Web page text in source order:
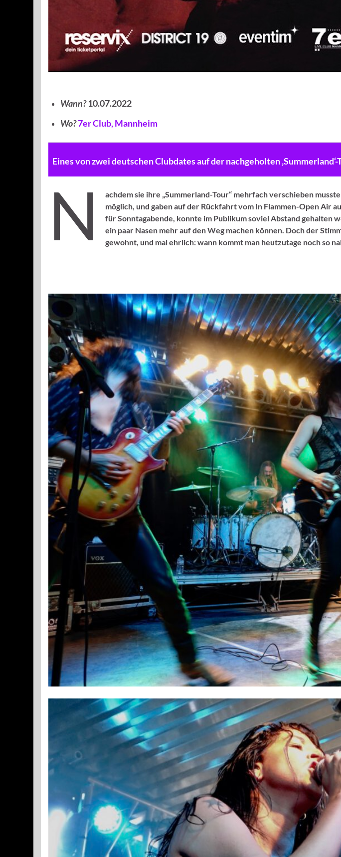
Wann?10.07.2022
Wo?7er Club, Mannheim
Eines von zwei deutschen Clubdates auf der nachgeholten
N achdem sie ihre „Summerland-Tour“ mehrfach verschieben
möglich, und gaben auf der Rückfahrt vom In Flammen-Open Air
für Sonntagabende, konnte im Publikum soviel Abstand gehalten
ein paar Nasen mehr auf den Weg machen können. Doch der
gewohnt, und mal ehrlich: wann kommt man heutzutage noch so